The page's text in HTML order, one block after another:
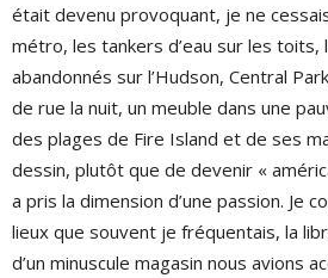
était devenu provoquant, je ne
métro, les tankers d’eau sur les toits,
abandonnés sur l’Hudson, Central
de rue la nuit, un meuble dans une
des plages de Fire Island et de ses
dessin, plutôt que de devenir «
a pris la dimension d’une passion. Je
lieux que souvent je fréquentais, la
d’un minuscule magasin nous avions